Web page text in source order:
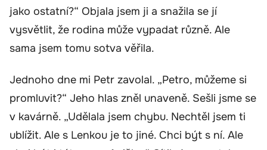
jako ostatní?“ Objala jsem ji a snažila se jí
vysvětlit, že rodina může vypadat různě. Ale
sama jsem tomu sotva věřila.
Jednoho dne mi Petr zavolal. „Petro, můžeme si
promluvit?“ Jeho hlas zněl unaveně. Sešli jsme se
v kavárně. „Udělala jsem chybu. Nechtěl jsem ti
ublížit. Ale s Lenkou je to jiné. Chci být s ní. Ale